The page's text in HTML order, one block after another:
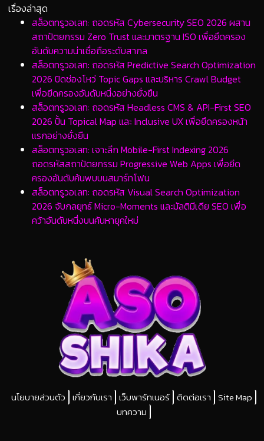
เรื่องล่าสุด
​สล็อตทรูวอเลท: ถอดรหัส Cybersecurity SEO 2026 ผสาน
สถาปัตยกรรม Zero Trust และมาตรฐาน ISO เพื่อยึดครอง
อันดับความน่าเชื่อถือระดับสากล
​สล็อตทรูวอเลท: ถอดรหัส Predictive Search Optimization
2026 ปิดช่องโหว่ Topic Gaps และบริหาร Crawl Budget
เพื่อยึดครองอันดับหนึ่งอย่างยั่งยืน
​สล็อตทรูวอเลท: ถอดรหัส Headless CMS & API-First SEO
2026 ปั้น Topical Map และ Inclusive UX เพื่อยึดครองหน้า
แรกอย่างยั่งยืน
​สล็อตทรูวอเลท: เจาะลึก Mobile-First Indexing 2026
ถอดรหัสสถาปัตยกรรม Progressive Web Apps เพื่อยึด
ครองอันดับค้นพบบนสมาร์ทโฟน
สล็อตทรูวอเลท: ถอดรหัส Visual Search Optimization
2026 จับกลยุทธ์ Micro-Moments และมัลติมีเดีย SEO เพื่อ
คว้าอันดับหนึ่งบนค้นหายุคใหม่
นโยบายส่วนตัว เกี่ยวกับเรา เว็บพาร์ทเนอร์ ติดต่อเรา Site Map
บทความ